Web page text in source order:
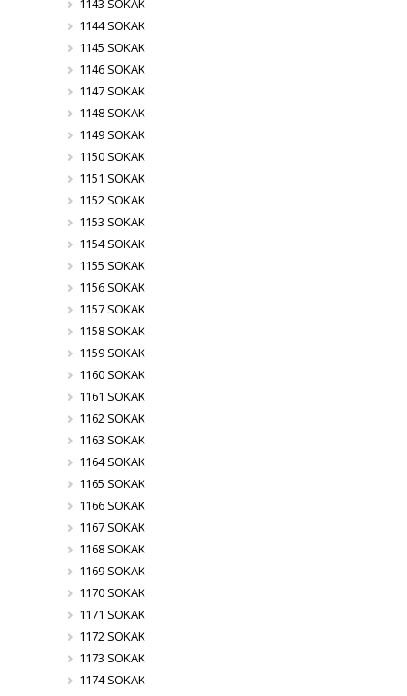
1143 SOKAK
1144 SOKAK
1145 SOKAK
1146 SOKAK
1147 SOKAK
1148 SOKAK
1149 SOKAK
1150 SOKAK
1151 SOKAK
1152 SOKAK
1153 SOKAK
1154 SOKAK
1155 SOKAK
1156 SOKAK
1157 SOKAK
1158 SOKAK
1159 SOKAK
1160 SOKAK
1161 SOKAK
1162 SOKAK
1163 SOKAK
1164 SOKAK
1165 SOKAK
1166 SOKAK
1167 SOKAK
1168 SOKAK
1169 SOKAK
1170 SOKAK
1171 SOKAK
1172 SOKAK
1173 SOKAK
1174 SOKAK